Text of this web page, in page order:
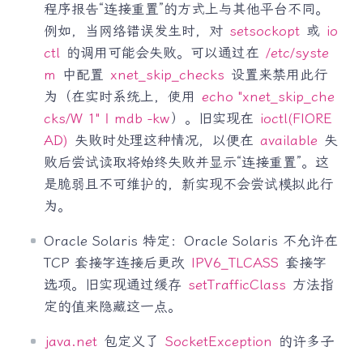
程序报告“连接重置”的方式上与其他平台不同。
例如，当网络错误发生时，对 setsockopt 或 io
ctl 的调用可能会失败。可以通过在 /etc/syste
m 中配置 xnet_skip_checks 设置来禁用此行
为（在实时系统上，使用 echo "xnet_skip_che
cks/W 1" | mdb -kw ）。旧实现在 ioctl(FIORE
AD) 失败时处理这种情况，以便在 available 失
败后尝试读取将始终失败并显示“连接重置”。这
是脆弱且不可维护的，新实现不会尝试模拟此行
为。
Oracle Solaris 特定：Oracle Solaris 不允许在
TCP 套接字连接后更改 IPV6_TLCASS 套接字
选项。旧实现通过缓存 setTrafficClass 方法指
定的值来隐藏这一点。
java.net 包定义了 SocketException 的许多子